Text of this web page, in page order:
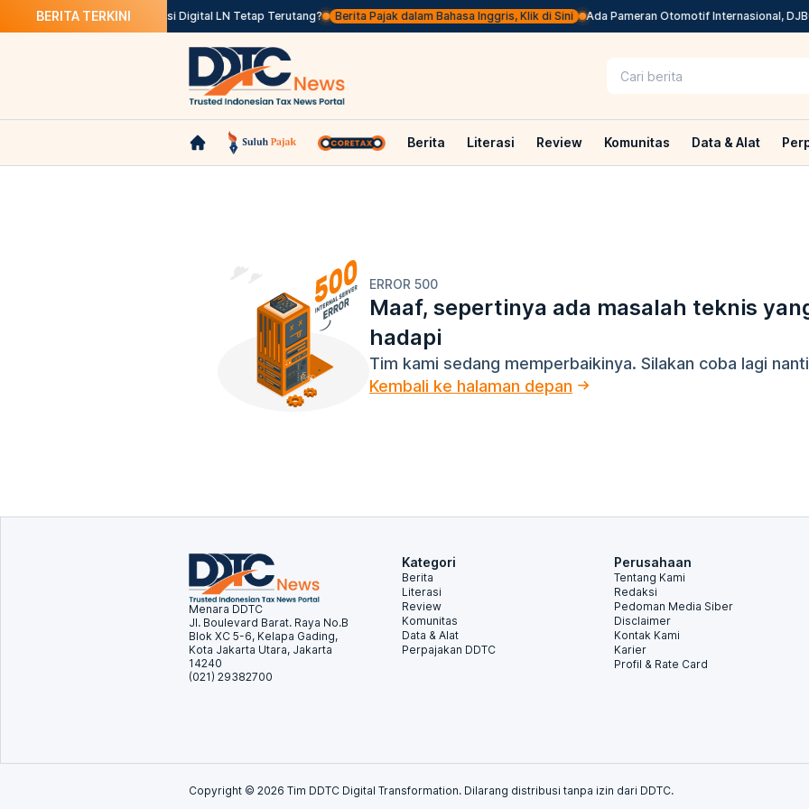
BERITA TERKINI
PMSE, Apakah PPN Transaksi Digital LN Tetap Terutang? Berita Pajak dalam Bahasa Inggris, Klik di Sini Ada Pameran Otomotif Internasional,
Berita Literasi Review Komunitas Data & Alat
ERROR 500
Maaf, sepertinya ada masalah teknis
hadapi
Tim kami sedang memperbaikinya. Silakan coba lagi
Kembali ke halaman depan
Menara DDTC
Jl. Boulevard Barat. Raya No.B
Blok XC 5-6, Kelapa Gading,
Kota Jakarta Utara, Jakarta
14240
(021) 29382700
Kategori
Berita
Literasi
Review
Komunitas
Data & Alat
Perpajakan DDTC
Perusahaan
Tentang Kami
Redaksi
Pedoman Media Siber
Disclaimer
Kontak Kami
Karier
Profil & Rate Card
Copyright © 2026 Tim DDTC Digital Transformation. Dilarang distribusi tanpa izin dari DDTC.